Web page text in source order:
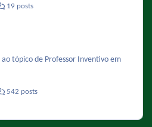
19 posts
ao tópico de Professor Inventivo em
542 posts